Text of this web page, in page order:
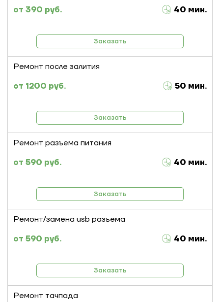
390 руб.
40 мин.
Заказать
Ремонт после залития
1200 руб.
50 мин.
Заказать
Ремонт разъема питания
590 руб.
40 мин.
Заказать
Ремонт/замена usb разъема
590 руб.
40 мин.
Заказать
Ремонт тачпада